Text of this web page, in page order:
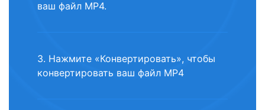
ваш файл MP4.
3. Нажмите «Конвертировать», чтобы
конвертировать ваш файл MP4